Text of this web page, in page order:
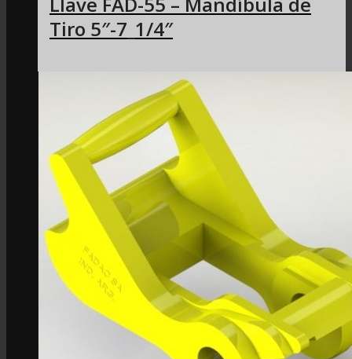
Tiro 5″-7_1/4″